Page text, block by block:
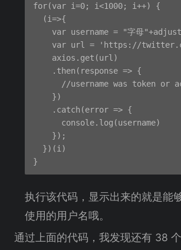
for(var i=0; i<1000; i++) {
  (i=>{
var username = "字母
var url = 'https://
    axios.get(url)
    .then(response => {
//username was token or
    })
    .catch(error => {
      console.log(username)
    });
  })(i)
执行该代码，显示出来的就是能
使用的用户名哦。
通过上面的代码，我发现还有 38